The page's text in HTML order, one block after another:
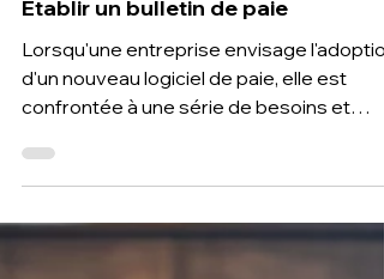
14 mai 2024 3 min de lecture
Découvrez la simplicité de la
gestion de la paie avec Openpaye :
Etablir un bulletin de paie
Lorsqu'une entreprise envisage l'adoption
d'un nouveau logiciel de paie, elle est